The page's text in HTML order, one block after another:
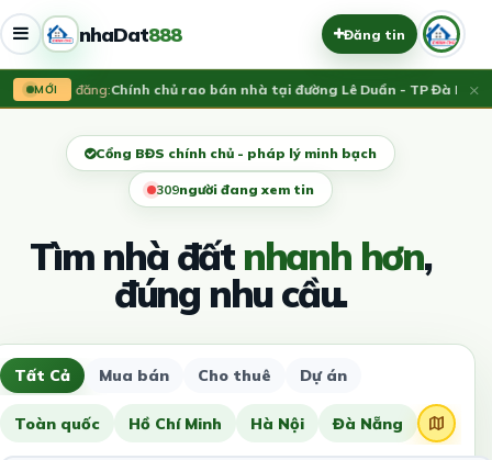
nhaDat888 Đăng tin
MỚI
Vừa đăng:Chính chủ rao bán nhà tại đường Lê Duẩn - TP Đà Nẵng;
×
Cổng BĐS chính chủ - pháp lý minh bạch
309người đang xem tin
Tìm nhà đấtnhanh hơn,
đúng nhu cầu.
Tất Cả Mua bán Cho thuê Dự án
Toàn quốc Hồ Chí Minh Hà Nội Đà Nẵng